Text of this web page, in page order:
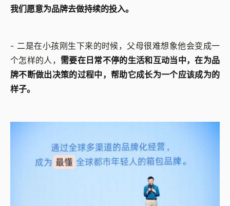
我们愿意为品牌去做持续的投入。
- 二是在小孩刚生下来的时候，父母很难想象他会变成一
个怎样的人， 需要在日常不停的生活和互动当中，在为品
牌不断做出决策的过程中，帮助它成长为一个应该成为的
样子。